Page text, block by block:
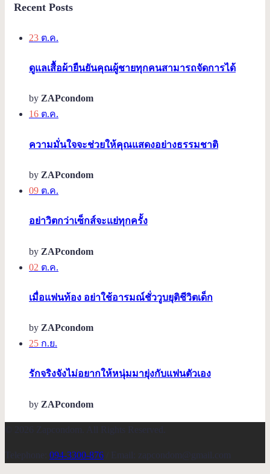
Recent Posts
23 ต.ค.
ดูแลเสื้อผ้ายืนยันคุณผู้ชายทุกคนสามารถจัดการได้
by ZAPcondom
16 ต.ค.
ความมั่นใจจะช่วยให้คุณแสดงอย่างธรรมชาติ
by ZAPcondom
09 ต.ค.
อย่าวิตกว่าเซ็กส์จะแย่ทุกครั้ง
by ZAPcondom
02 ต.ค.
เมื่อแฟนท้อง อย่าใช้อารมณ์ชั่ววูบยุติชีวิตเด็ก
by ZAPcondom
25 ก.ย.
รักจริงจังไม่อยากให้หนุ่มมายุ่งกับแฟนตัวเอง
by ZAPcondom
© 2026 Zapcondom. All Rights Reserved.
Telephone: 094-3300-876 / Email: zapcondom@gmail.com